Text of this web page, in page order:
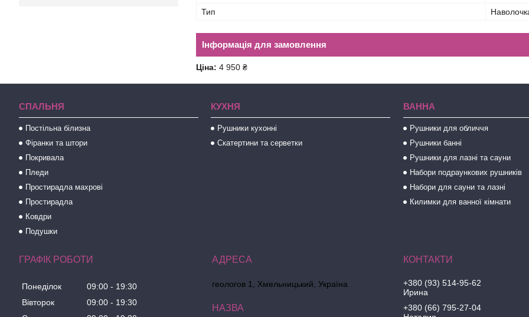
Тип
Інформація для замовлення
Ціна: 4 950 ₴
СПАЛЬНЯ
Постільна білизна
Фіранки та штори
Покривала
Пледи
Простирадла махрові
Простирадла
Ковдри
Подушки
КУХНЯ
Рушники кухонні
Скатертини та серветки
ВАННА
Рушники для обличчя
Рушники банні
Рушники для лазні та сауни
Набори подраункових рушників
Набори для сауни та лазні
Килимки для ванної кімнати
ГРАФІК РОБОТИ
Понеділок 09:00
19:30
Вівторок
09:00
19:30
геологов 1, Хмельницький, Україна
+380 (93) 514-95-62
Ирина
+380 (66) 795-27-04